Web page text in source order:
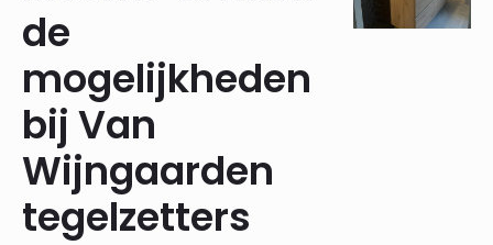
de
mogelijkheden
bij Van
Wijngaarden
tegelzetters